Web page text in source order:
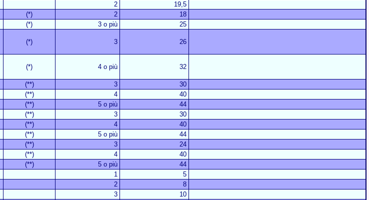
2
19,5
(*) 2
18
(*) 3 o più 25
(*) 3 26
(*) 4 o più 32
(**) 3
30
(**) 4
40
(**) 5 o più
44
(**) 3
30
(**) 4
40
(**) 5 o più
44
(**) 3
24
(**) 4
40
(**) 5 o più
44
1
5
2
8
3
10